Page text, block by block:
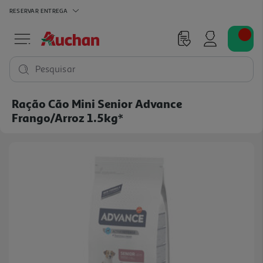
RESERVAR ENTREGA
Pesquisar
Ração Cão Mini Senior Advance
Frango/arroz 1.5kg*